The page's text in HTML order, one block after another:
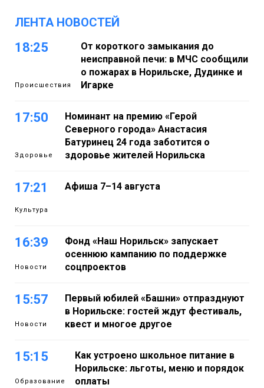
ЛЕНТА НОВОСТЕЙ
18:25
Происшествия
От короткого замыкания до
неисправной печи: в МЧС сообщили
о пожарах в Норильске, Дудинке и
Игарке
17:50
Здоровье
Номинант на премию «Герой
Северного города» Анастасия
Батуринец 24 года заботится о
здоровье жителей Норильска
17:21
Культура
Афиша 7–14 августа
16:39
Новости
Фонд «Наш Норильск» запускает
осеннюю кампанию по поддержке
соцпроектов
15:57
Новости
Первый юбилей «Башни» отпразднуют
в Норильске: гостей ждут фестиваль,
квест и многое другое
15:15
Образование
Как устроено школьное питание в
Норильске: льготы, меню и порядок
оплаты